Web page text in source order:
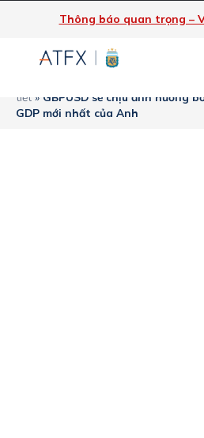
Thông báo quan trọng –
Tin
tiết » GBPUSD sẽ chịu ảnh hưởng
GDP mới nhất của Anh